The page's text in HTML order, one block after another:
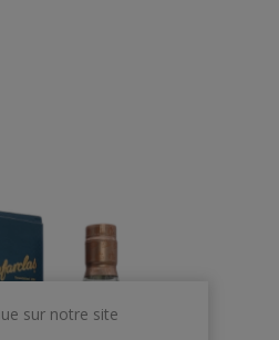
apporte une richesse
sur notre site